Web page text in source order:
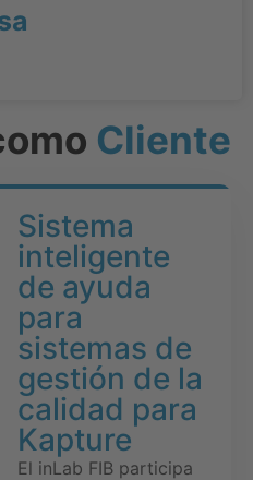
Cliente
Sistema
inteligente
de ayuda
para
sistemas de
gestión de la
calidad para
Kapture
El inLab FIB participa